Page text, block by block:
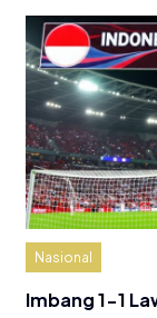
Nasional
Imbang 1-1